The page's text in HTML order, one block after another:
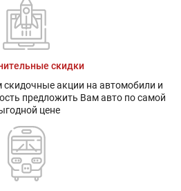
скидки
акции на автомобили и
предложить Вам авто по самой
цене